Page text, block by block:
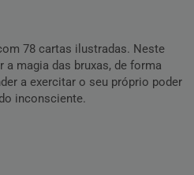
78 cartas ilustradas. Neste
magia das bruxas, de forma
a exercitar o seu próprio poder
inconsciente.